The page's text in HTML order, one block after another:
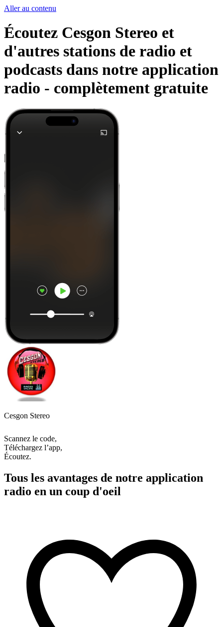
Aller au contenu
Écoutez Cesgon Stereo et
d'autres stations de radio et
podcasts dans notre application
radio - complètement gratuite
Cesgon Stereo
Scannez le code,
Téléchargez l’app,
Écoutez.
Tous les avantages de notre application
radio en un coup d'oeil